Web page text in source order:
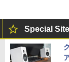
Special Site